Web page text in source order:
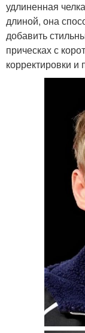
удлиненная
длиной, она
добавить
прическах с
корректировки